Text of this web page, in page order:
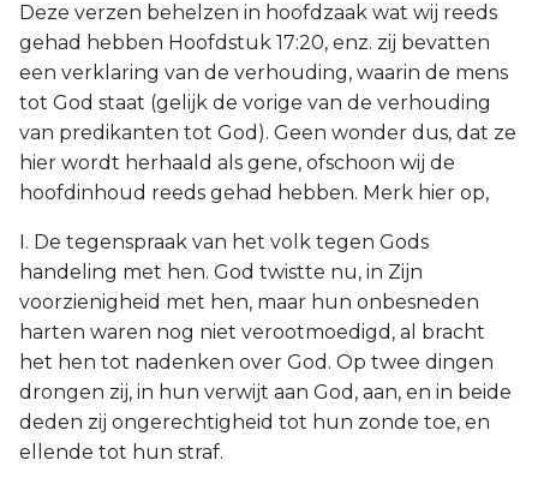
Deze verzen behelzen in hoofdzaak wat wij reeds
gehad hebben Hoofdstuk 17:20, enz. zij bevatten
een verklaring van de verhouding, waarin de mens
tot God staat (gelijk de vorige van de verhouding
van predikanten tot God). Geen wonder dus, dat ze
hier wordt herhaald als gene, ofschoon wij de
hoofdinhoud reeds gehad hebben. Merk hier op,
I. De tegenspraak van het volk tegen Gods
handeling met hen. God twistte nu, in Zijn
voorzienigheid met hen, maar hun onbesneden
harten waren nog niet verootmoedigd, al bracht
het hen tot nadenken over God. Op twee dingen
drongen zij, in hun verwijt aan God, aan, en in beide
deden zij ongerechtigheid tot hun zonde toe, en
ellende tot hun straf.